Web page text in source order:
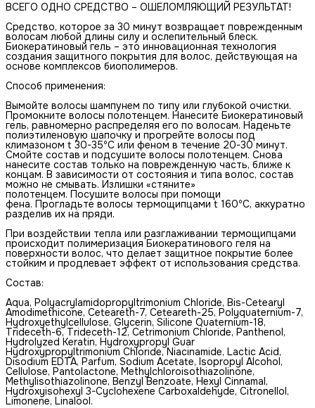
ВСЕГО ОДНО СРЕДСТВО – ОШЕЛОМЛЯЮЩИЙ РЕЗУЛЬТАТ!
Средство, которое за 30 минут возвращает поврежденным
волосам любой длины силу и ослепительный блеск.
Биокератиновый гель – это инновационная технология
создания защитного покрытия для волос, действующая на
основе комплексов биополимеров.
Способ применения:
Вымойте волосы шампунем по типу или глубокой очистки.
Промокните волосы полотенцем. Нанесите Биокератиновый
гель, равномерно распределяя его по волосам. Наденьте
полиэтиленовую шапочку и прогрейте волосы под
климазоном t 30-35ºC или феном в течение 20-30 минут.
Смойте состав и подсушите волосы полотенцем. Снова
нанесите состав только на поврежденную часть, ближе к
концам. В зависимости от состояния и типа волос, состав
можно не смывать. Излишки «стяните»
полотенцем. Посушите волосы при помощи
фена. Прогладьте волосы термощипцами t 160ºC, аккуратно
разделив их на пряди.
При воздействии тепла или разглаживании термощипцами
происходит полимеризация Биокератинового геля на
поверхности волос, что делает защитное покрытие более
стойким и продлевает эффект от использования средства.
Состав:
Aqua, Polyacrylamidopropyltrimonium Chloride, Bis-Cetearyl
Amodimethicone, Ceteareth-7, Ceteareth-25, Polyquaternium-7,
Hydroxyethylсellulose, Glycerin, Silicone Quaternium-18,
Trideceth-6, Trideceth-12, Cetrimonium Chloride, Panthenol,
Hydrolyzed Keratin, Hydroxypropyl Guar
Hydroxypropyltrimonium Chloride, Niacinamide, Lactic Acid,
Disodium EDTA, Parfum, Sodium Acetate, Isopropyl Alcohol,
Cellulose, Pantolactone, Methylchloroisothiazolinone,
Methylisothiazolinone, Benzyl Benzoate, Hexyl Cinnamal,
Hydroxyisohexyl 3-Cyclohexene Carboxaldehyde, Citronellol,
Limonene, Linalool.